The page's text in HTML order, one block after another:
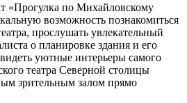
«Прогулка по Михайловскому
возможность познакомиться
прослушать увлекательный
о планировке здания и его
уютные интерьеры самого
театра Северной столицы
зрительным залом прямо